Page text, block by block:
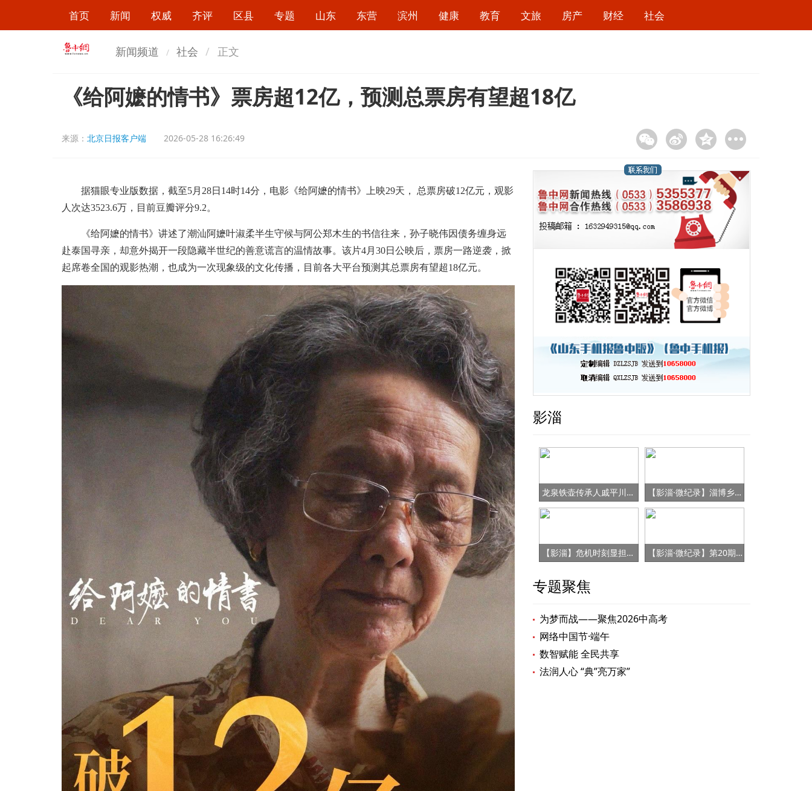
首页 新闻 权威 齐评 区县 专题 山东 东营 滨州 健康 教育 文旅 房产 财经 社会
新闻频道 社会 正文
《给阿嬷的情书》票房超12亿，预测总票房有望超18亿
来源： 北京日报客户端 2026-05-28 16:26:49
据猫眼专业版数据，截至5月28日14时14分，电影《给阿嬷的情书》上映29天， 总票房破12亿元，观影
人次达3523.6万，目前豆瓣评分9.2。
《给阿嬷的情书》讲述了潮汕阿嬷叶淑柔半生守候与阿公郑木生的书信往来，孙子晓伟因债务缠身远
赴泰国寻亲，却意外揭开一段隐藏半世纪的善意谎言的温情故事。该片4月30日公映后，票房一路逆袭，掀
起席卷全国的观影热潮，也成为一次现象级的文化传播，目前各大平台预测其总票房有望超18亿元。
影淄
龙泉铁壶传承人戚平川的“守艺”之路 【影淄·微纪录】淄博乡村女书记的“变形记”
【影淄】危机时刻显担当 赤胆忠心保健康 【影淄·微纪录】第20期：战“疫”老将刘景春
专题聚焦
为梦而战——聚焦2026中高考
网络中国节·端午
数智赋能 全民共享
法润人心 “典”亮万家”